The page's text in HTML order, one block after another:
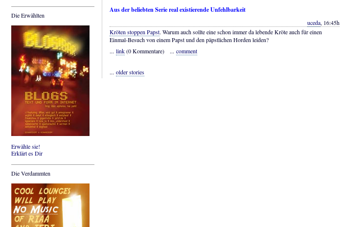
Die Erwählten
Erwähle sie!
Erklärt es Dir
Die Verdammten
Aus der beliebten Serie real existierende Unfehlbarkeit
uceda, 16:45h
Kröten stoppen Papst. Warum auch sollte eine schon immer da lebende Kröte auch für einen
Einmal-Besuch von einem Papst und den päpstlichen Horden leiden?
... link(0 Kommentare) ... comment
... older stories